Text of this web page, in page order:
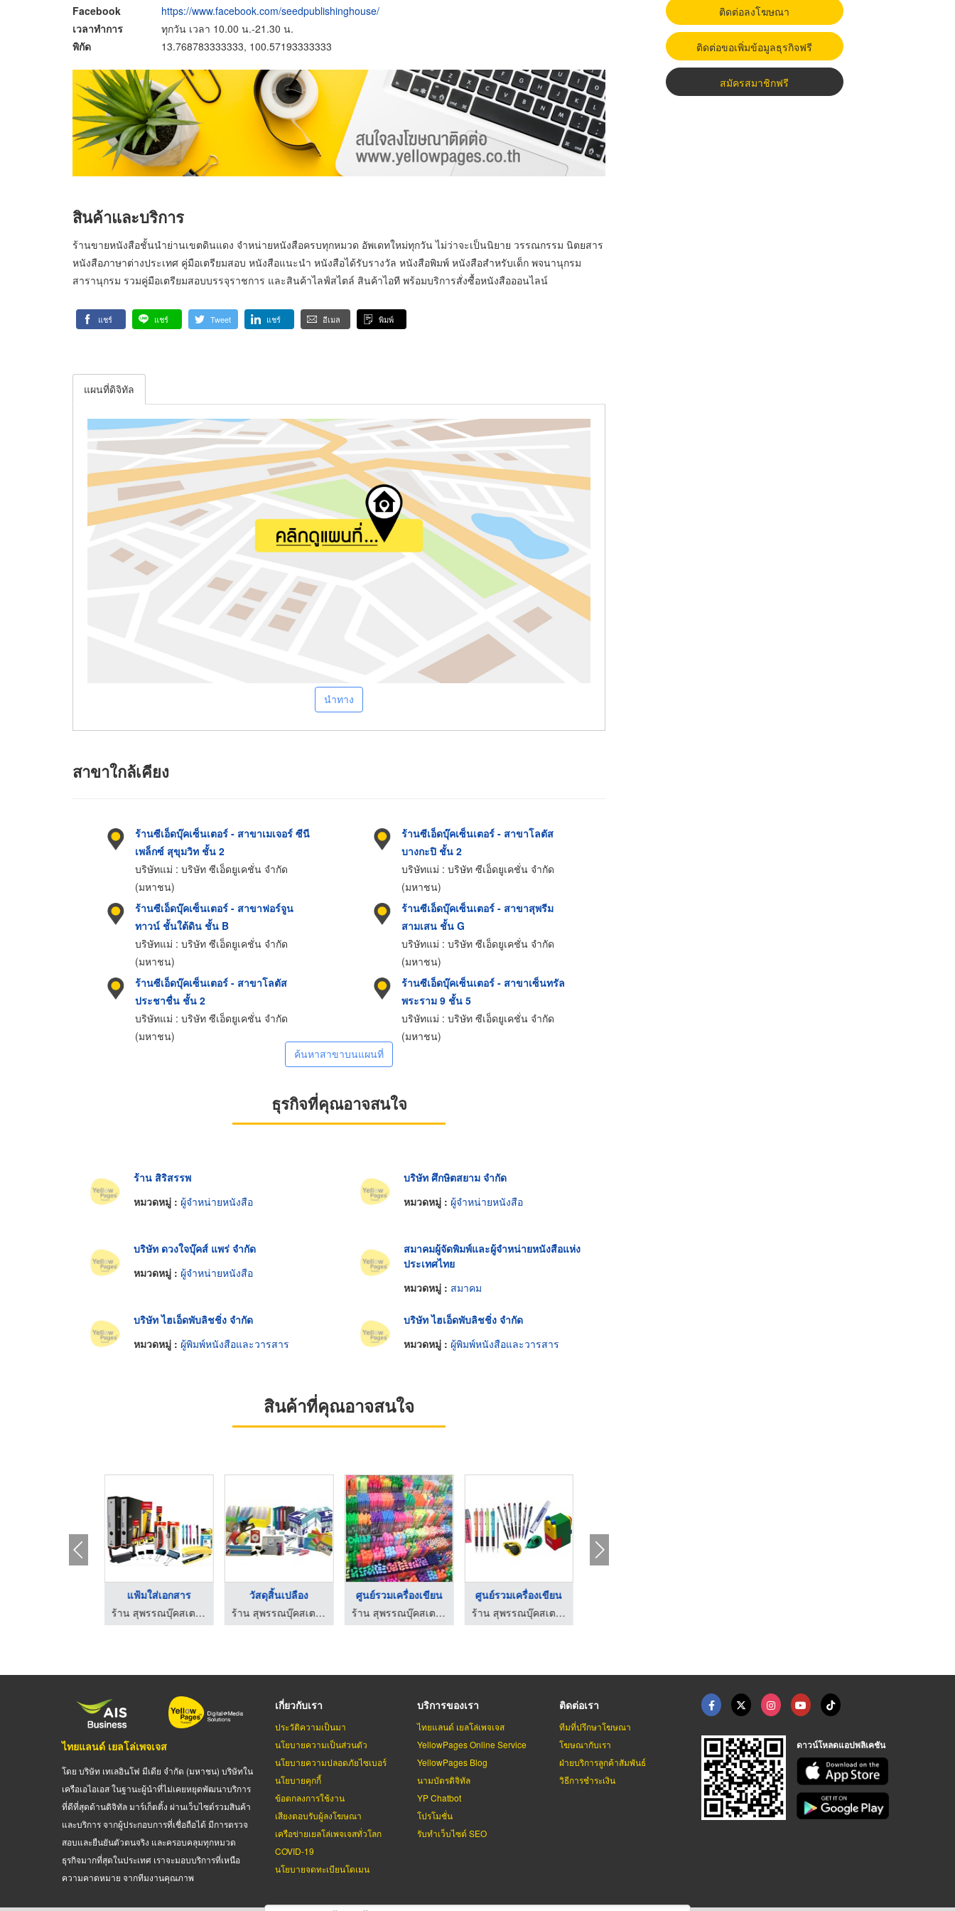
Facebook
https://www.facebook.com/seedpublishinghouse/
เวลาทำการ
ทุกวัน เวลา 10.00 น.-21.30 น.
พิกัด
13.768783333333, 100.57193333333
สินค้าและบริการ
ร้านขายหนังสือชั้นนำย่านเขตดินแดง จำหน่ายหนังสือครบทุกหมวด อัพเดทใหม่ทุกวัน ไม่ว่าจะเป็นนิยาย วรรณกรรม นิตยสาร
หนังสือภาษาต่างประเทศ คู่มือเตรียมสอบ หนังสือแนะนำ หนังสือได้รับรางวัล หนังสือพิมพ์ หนังสือสำหรับเด็ก พจนานุกรม
สารานุกรม รวมคู่มือเตรียมสอบบรรจุราชการ และสินค้าไลฟ์สไตล์ สินค้าไอที พร้อมบริการสั่งซื้อหนังสือออนไลน์
แชร์ แชร์ Tweet แชร์ อีเมล พิมพ์
แผนที่ดิจิทัล
นำทาง
สาขาใกล้เคียง
ร้านซีเอ็ดบุ๊คเซ็นเตอร์ - สาขาเมเจอร์ ซีนี
เพล็กซ์ สุขุมวิท ชั้น 2
บริษัทแม่ : บริษัท ซีเอ็ดยูเคชั่น จำกัด
(มหาชน)
ร้านซีเอ็ดบุ๊คเซ็นเตอร์ - สาขาโลตัส
บางกะปิ ชั้น 2
บริษัทแม่ : บริษัท ซีเอ็ดยูเคชั่น จำกัด
(มหาชน)
ร้านซีเอ็ดบุ๊คเซ็นเตอร์ - สาขาฟอร์จูน
ทาวน์ ชั้นใต้ดิน ชั้น B
บริษัทแม่ : บริษัท ซีเอ็ดยูเคชั่น จำกัด
(มหาชน)
ร้านซีเอ็ดบุ๊คเซ็นเตอร์ - สาขาสุพรีม
สามเสน ชั้น G
บริษัทแม่ : บริษัท ซีเอ็ดยูเคชั่น จำกัด
(มหาชน)
ร้านซีเอ็ดบุ๊คเซ็นเตอร์ - สาขาโลตัส
ประชาชื่น ชั้น 2
บริษัทแม่ : บริษัท ซีเอ็ดยูเคชั่น จำกัด
(มหาชน)
ร้านซีเอ็ดบุ๊คเซ็นเตอร์ - สาขาเซ็นทรัล
พระราม 9 ชั้น 5
บริษัทแม่ : บริษัท ซีเอ็ดยูเคชั่น จำกัด
(มหาชน)
ค้นหาสาขาบนแผนที่
ธุรกิจที่คุณอาจสนใจ
ร้าน สิริสรรพ
หมวดหมู่ : ผู้จำหน่ายหนังสือ
บริษัท ศึกษิตสยาม จำกัด
หมวดหมู่ : ผู้จำหน่ายหนังสือ
บริษัท ดวงใจบุ๊คส์ แพร่ จำกัด
หมวดหมู่ : ผู้จำหน่ายหนังสือ
สมาคมผู้จัดพิมพ์และผู้จำหน่ายหนังสือแห่ง
ประเทศไทย
หมวดหมู่ : สมาคม
บริษัท ไฮเอ็ดพับลิชชิ่ง จำกัด
หมวดหมู่ : ผู้พิมพ์หนังสือและวารสาร
บริษัท ไฮเอ็ดพับลิชชิ่ง จำกัด
หมวดหมู่ : ผู้พิมพ์หนังสือและวารสาร
สินค้าที่คุณอาจสนใจ
แฟ้มใส่เอกสาร
ร้าน สุพรรณบุ๊คสเตชั่นเนอรี่
วัสดุสิ้นเปลือง
ร้าน สุพรรณบุ๊คสเตชั่นเนอรี่
ศูนย์รวมเครื่องเขียน
ร้าน สุพรรณบุ๊คสเตชั่นเนอรี่
ศูนย์รวมเครื่องเขียน
ร้าน สุพรรณบุ๊คสเตชั่นเนอรี่
ติดต่อลงโฆษณา
ติดต่อขอเพิ่มข้อมูลธุรกิจฟรี
สมัครสมาชิกฟรี
ไทยแลนด์ เยลโล่เพจเจส
โดย บริษัท เทเลอินโฟ มีเดีย จำกัด (มหาชน) บริษัทใน
เครือเอไอเอส ในฐานะผู้นำที่ไม่เคยหยุดพัฒนาบริการ
ที่ดีที่สุดด้านดิจิทัล มาร์เก็ตติ้ง ผ่านเว็บไซต์รวมสินค้า
และบริการ จากผู้ประกอบการที่เชื่อถือได้ มีการตรวจ
สอบและยืนยันตัวตนจริง และครอบคลุมทุกหมวด
ธุรกิจมากที่สุดในประเทศ เราจะมอบบริการที่เหนือ
ความคาดหมาย จากทีมงานคุณภาพ
เกี่ยวกับเรา
ประวัติความเป็นมา
นโยบายความเป็นส่วนตัว
นโยบายความปลอดภัยไซเบอร์
นโยบายคุกกี้
ข้อตกลงการใช้งาน
เสียงตอบรับผู้ลงโฆษณา
เครือข่ายเยลโล่เพจเจสทั่วโลก
COVID-19
นโยบายจดทะเบียนโดเมน
บริการของเรา
ไทยแลนด์ เยลโล่เพจเจส
YellowPages Online Service
YellowPages Blog
นามบัตรดิจิทัล
YP Chatbot
โปรโมชั่น
รับทำเว็บไซต์ SEO
ติดต่อเรา
ทีมที่ปรึกษาโฆษณา
โฆษณากับเรา
ฝ่ายบริการลูกค้าสัมพันธ์
วิธีการชำระเงิน
ดาวน์โหลดแอปพลิเคชัน